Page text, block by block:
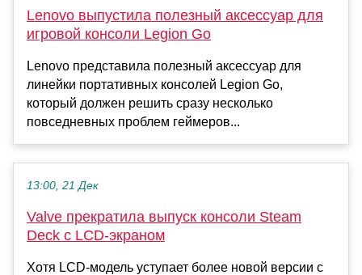
Lenovo выпустила полезный аксессуар для
игровой консоли Legion Go
Lenovo представила полезный аксессуар для
линейки портативных консолей Legion Go,
который должен решить сразу несколько
повседневных проблем геймеров...
13:00, 21 Дек
Valve прекратила выпуск консоли Steam
Deck с LCD-экраном
Хотя LCD-модель уступает более новой версии с